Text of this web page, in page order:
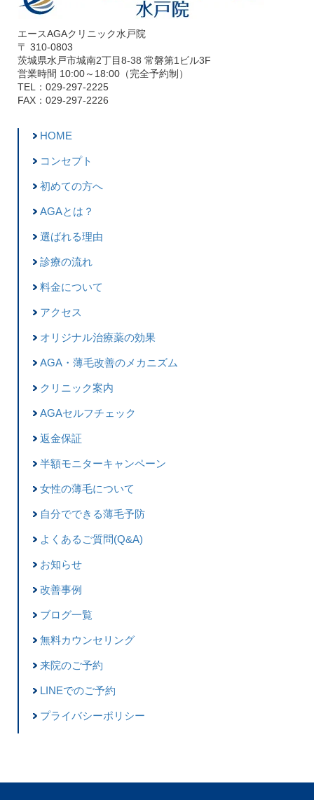
エースAGAクリニック水戸院
〒 310-0803
茨城県水戸市城南2丁目8-38 常磐第1ビル3F
営業時間 10:00～18:00（完全予約制）
TEL：029-297-2225
FAX：029-297-2226
HOME
コンセプト
初めての方へ
AGAとは？
選ばれる理由
診療の流れ
料金について
アクセス
オリジナル治療薬の効果
AGA・薄毛改善のメカニズム
クリニック案内
AGAセルフチェック
返金保証
半額モニターキャンペーン
女性の薄毛について
自分でできる薄毛予防
よくあるご質問(Q&A)
お知らせ
改善事例
ブログ一覧
無料カウンセリング
来院のご予約
LINEでのご予約
プライバシーポリシー